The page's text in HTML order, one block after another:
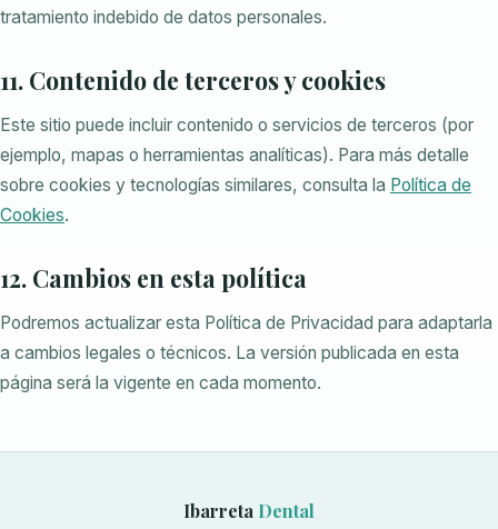
tratamiento indebido de datos personales.
11. Contenido de terceros y cookies
Este sitio puede incluir contenido o servicios de terceros (por
ejemplo, mapas o herramientas analíticas). Para más detalle
sobre cookies y tecnologías similares, consulta la Política de
Cookies.
12. Cambios en esta política
Podremos actualizar esta Política de Privacidad para adaptarla
a cambios legales o técnicos. La versión publicada en esta
página será la vigente en cada momento.
Ibarreta Dental